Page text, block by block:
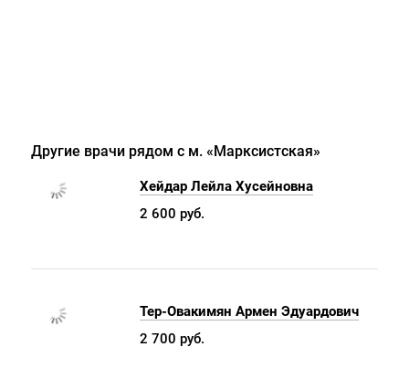
Другие врачи рядом с м. «Марксистская»
Хейдар Лейла Хусейновна
2 600 руб.
Тер-Овакимян Армен Эдуардович
2 700 руб.